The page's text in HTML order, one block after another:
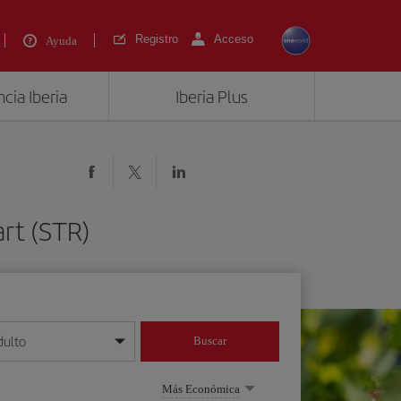
Ayuda Registro Acceso
Iberia Iberia Plus
(STR)
mes/año
Buscar
Más Económica